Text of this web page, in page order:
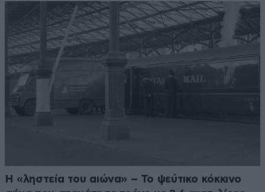
Η «ληστεία του αιώνα» – Το ψεύτικο κόκκινο